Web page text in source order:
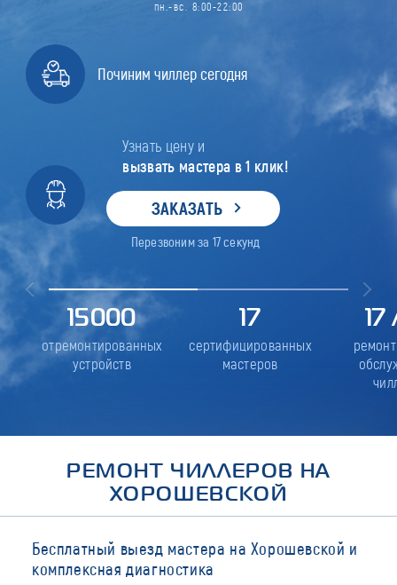
пн.-вс. 8:00-22:00
Починим чиллер сегодня
Узнать цену и
вызвать мастера в 1 клик!
ЗАКАЗАТЬ
Перезвоним за 17секунд
15000
отремонтированных
устройств
17
сертифицированных
мастеров
17
РЕМОНТ ЧИЛЛЕРОВ НА
ХОРОШЕВСКОЙ
Бесплатный выезд мастера на Хорошевской и
комплексная диагностика